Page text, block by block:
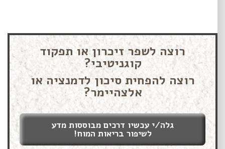
רוצה לשפר זיכרון או תפקוד
קוגניטיבי?
רוצה להפחית סיכון לדמנציה או
אלצהיימר?
גלה/י עכשיו דרכים מבוססות מדע
לשיפור בריאות המוח!